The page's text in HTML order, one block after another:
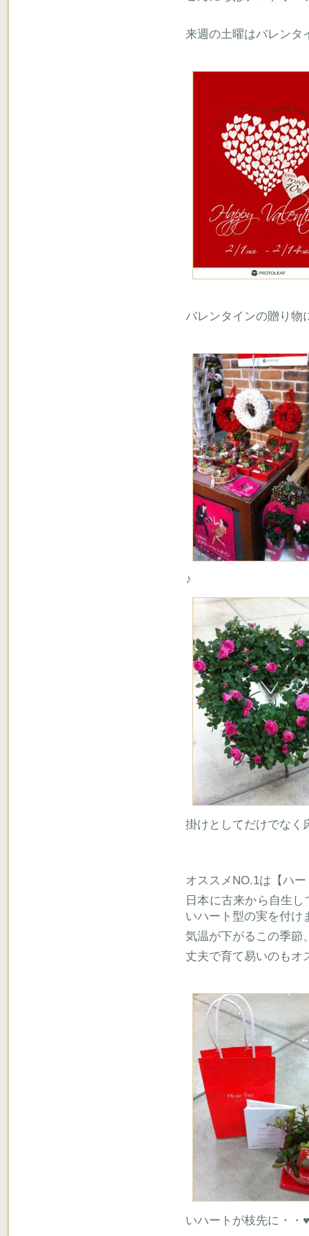
来週の土曜はバレンタ
バレンタインの贈り物
♪
掛けとしてだけでなく
オススメNO.1は【ハ
日本に古来から自生
いハート型の実を付け
気温が下がるこの季節
丈夫で育て易いのもオ
いハートが枝先に・・♥